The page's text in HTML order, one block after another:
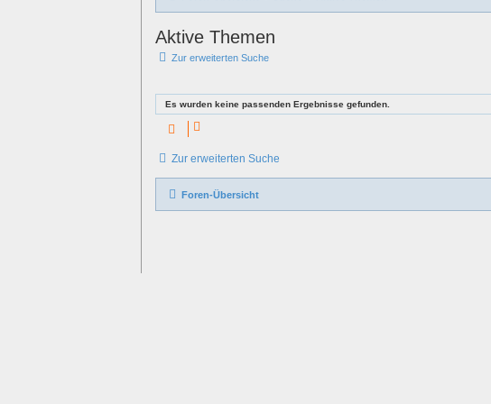
Aktive Themen
Zur erweiterten Suche
Es wurden keine passenden Ergebnisse gefunden.
Zur erweiterten Suche
Foren-Übersicht